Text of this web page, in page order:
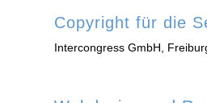
Copyright für die
Intercongress GmbH,